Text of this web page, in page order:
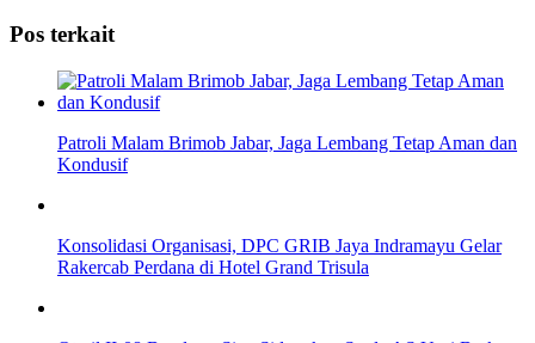
Pos terkait
Patroli Malam Brimob Jabar, Jaga Lembang Tetap Aman dan
Kondusif
Konsolidasi Organisasi, DPC GRIB Jaya Indramayu Gelar
Rakercab Perdana di Hotel Grand Trisula